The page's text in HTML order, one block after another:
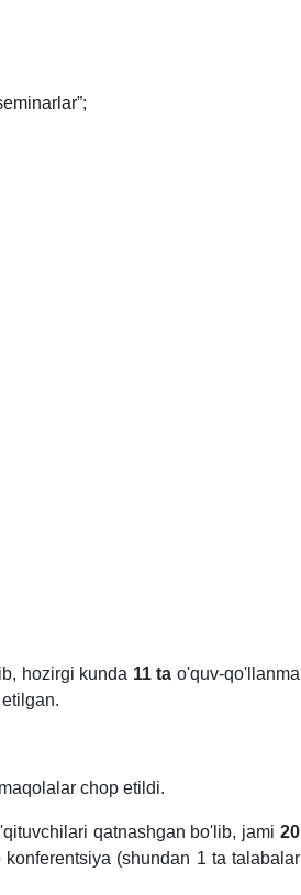
hozirgi kunda 11 ta o'quv-qo'llanma
chop etildi.
qatnashgan bo'lib, jami20
(shundan 1 ta talabalar